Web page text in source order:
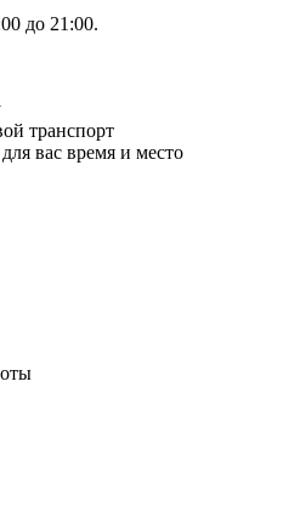
до 21:00.
транспорт
вас время и место